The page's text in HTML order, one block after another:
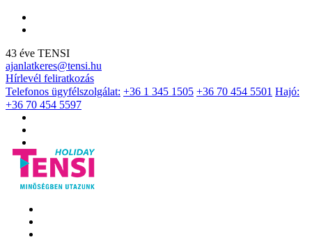
43 éve TENSI
ajanlatkeres@tensi.hu
Hírlevél feliratkozás
Telefonos ügyfélszolgálat: +36 1 345 1505 +36 70 454 5501 Hajó:
+36 70 454 5597